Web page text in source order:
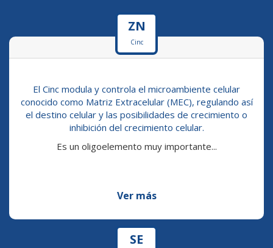
ZN
Cinc
El Cinc modula y controla el microambiente celular
conocido como Matriz Extracelular (MEC), regulando así
el destino celular y las posibilidades de crecimiento o
inhibición del crecimiento celular.
Es un oligoelemento muy importante...
Ver más
SE